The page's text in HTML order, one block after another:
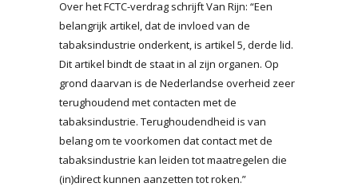
Over het FCTC-verdrag schrijft Van Rijn: “Een
belangrijk artikel, dat de invloed van de
tabaksindustrie onderkent, is artikel 5, derde lid.
Dit artikel bindt de staat in al zijn organen. Op
grond daarvan is de Nederlandse overheid zeer
terughoudend met contacten met de
tabaksindustrie. Terughoudendheid is van
belang om te voorkomen dat contact met de
tabaksindustrie kan leiden tot maatregelen die
(in)direct kunnen aanzetten tot roken.”